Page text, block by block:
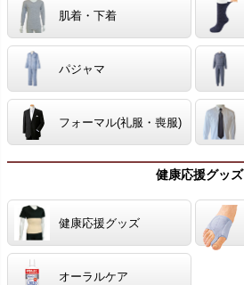
肌着・下着
パジャマ
フォーマル(礼服・喪服)
健康応援グッズ
健康応援グッズ
オーラルケア